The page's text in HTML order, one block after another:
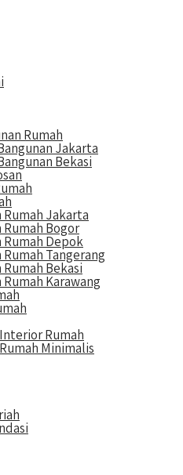
Rumah
Jakarta
Bekasi
Rumah Jakarta
Rumah Bogor
Rumah Depok
Rumah Tangerang
Rumah Bekasi
Rumah Karawang
Rumah
Minimalis